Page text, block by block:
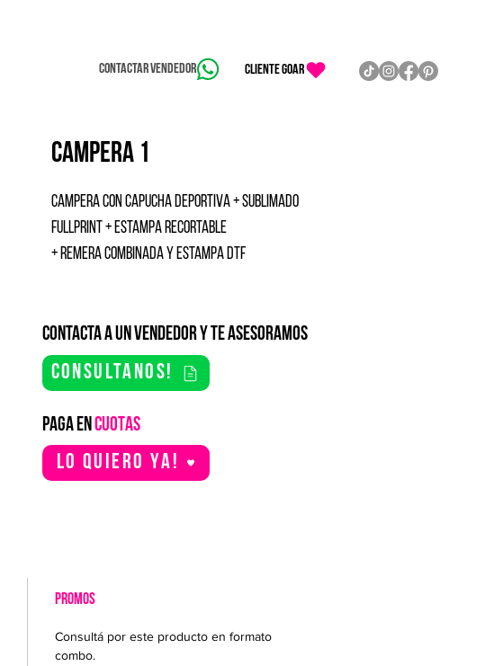
Contactar vendedor CLIENTE GOAR
campera 1
campera con capucha deportiva + sublimado
fullprint + estampa recortable
+ remera combinada y estampa dtf
PROMOS
Consultá por este producto en formato
combo.
consultanos!
contacta a un vendedor y te asesoramos
PAGA ENCUOTAS
Lo quiero YA!